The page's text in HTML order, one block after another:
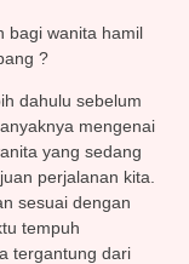
bagi wanita hamil
?
dahulu sebelum
mengenai
yang sedang
perjalanan kita.
sesuai dengan
tempuh
tergantung dari